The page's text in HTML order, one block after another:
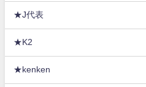
★J代表
★K2
★kenken